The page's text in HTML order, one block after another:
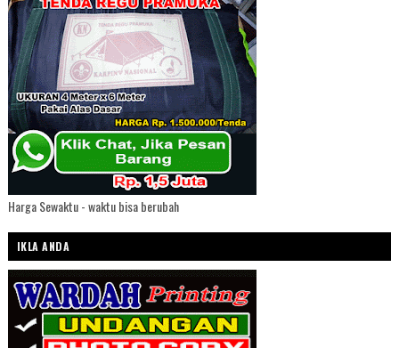
Harga Sewaktu - waktu bisa berubah
IKLA ANDA